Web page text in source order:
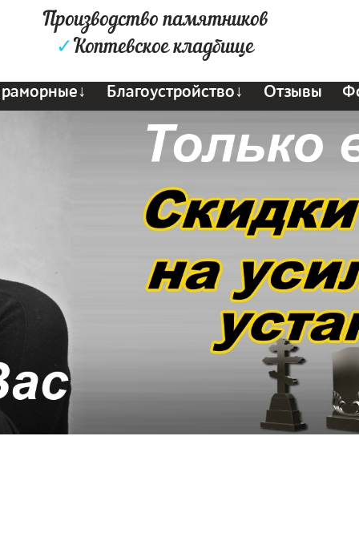
Производство памятников
✓Коптевское кладбище
Благоустройство↓ Отзывы